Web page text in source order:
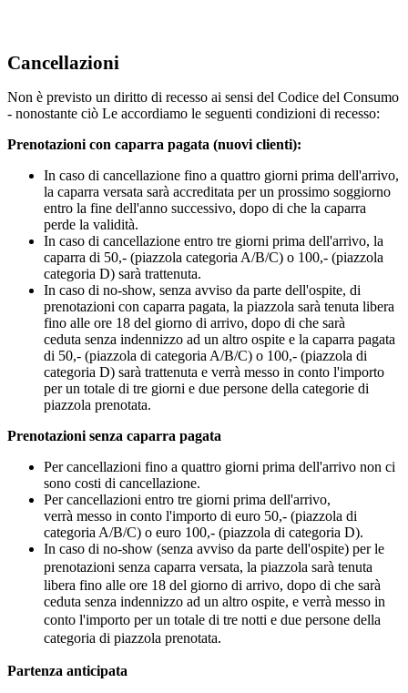
Cancellazioni
Non è previsto un diritto di recesso ai sensi del Codice del Consumo
- nonostante ciò Le accordiamo le seguenti condizioni di recesso:
Prenotazioni con caparra pagata (nuovi clienti):
In caso di cancellazione fino a quattro giorni prima dell'arrivo,
la caparra versata sarà accreditata per un prossimo soggiorno
entro la fine dell'anno successivo, dopo di che la caparra
perde la validità.
In caso di cancellazione entro tre giorni prima dell'arrivo, la
caparra di 50,- (piazzola categoria A/B/C) o 100,- (piazzola
categoria D) sarà trattenuta.
In caso di no-show, senza avviso da parte dell'ospite, di
prenotazioni con caparra pagata, la piazzola sarà tenuta libera
fino alle ore 18 del giorno di arrivo, dopo di che sarà
ceduta senza indennizzo ad un altro ospite e la caparra pagata
di 50,- (piazzola di categoria A/B/C) o 100,- (piazzola di
categoria D) sarà trattenuta e verrà messo in conto l'importo
per un totale di tre giorni e due persone della categorie di
piazzola prenotata.
Prenotazioni senza caparra pagata
Per cancellazioni fino a quattro giorni prima dell'arrivo non ci
sono costi di cancellazione.
Per cancellazioni entro tre giorni prima dell'arrivo,
verrà messo in conto l'importo di euro 50,- (piazzola di
categoria A/B/C) o euro 100,- (piazzola di categoria D).
In caso di no-show (senza avviso da parte dell'ospite) per le
prenotazioni senza caparra versata, la piazzola sarà tenuta
libera fino alle ore 18 del giorno di arrivo, dopo di che sarà
ceduta senza indennizzo ad un altro ospite, e verrà messo in
conto l'importo per un totale di tre notti e due persone della
categoria di piazzola prenotata.
Partenza anticipata